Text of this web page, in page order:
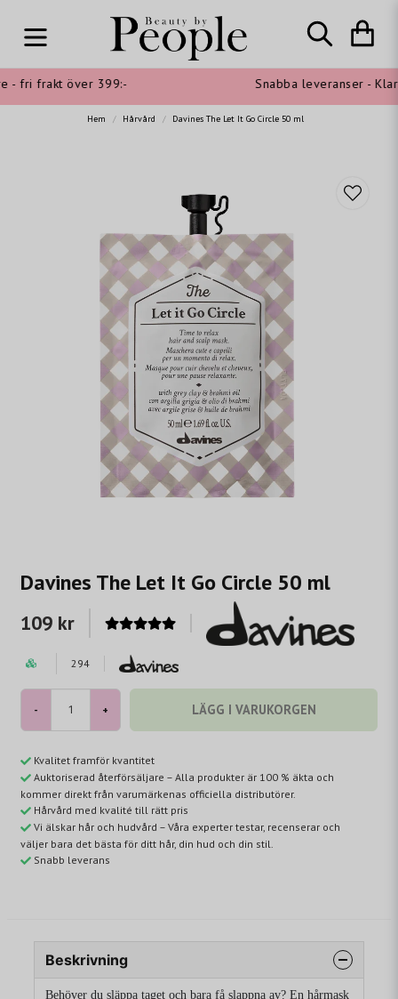
- fri frakt över 399:- Snabba leveranser -
Hem Hårvård Davines The Let It Go Circle 50 ml
Davines The Let It Go Circle 50 ml
109 kr
294
- + LÄGG I VARUKORGEN
Kvalitet framför kvantitet
Auktoriserad återförsäljare – Alla produkter är 100 % äkta och
kommer direkt från varumärkenas officiella distributörer.
Hårvård med kvalité till rätt pris
Vi älskar hår och hudvård – Våra experter testar, recenserar och
väljer bara det bästa för ditt hår, din hud och din stil.
Snabb leverans
Beskrivning
Behöver du släppa taget och bara få slappna av? En hårmask